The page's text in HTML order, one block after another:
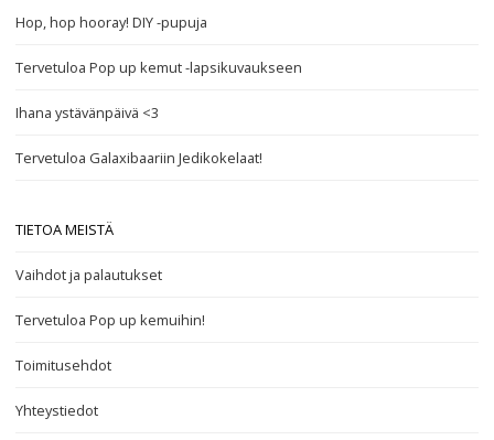
Hop, hop hooray! DIY -pupuja
Tervetuloa Pop up kemut -lapsikuvaukseen
Ihana ystävänpäivä <3
Tervetuloa Galaxibaariin Jedikokelaat!
TIETOA MEISTÄ
Vaihdot ja palautukset
Tervetuloa Pop up kemuihin!
Toimitusehdot
Yhteystiedot